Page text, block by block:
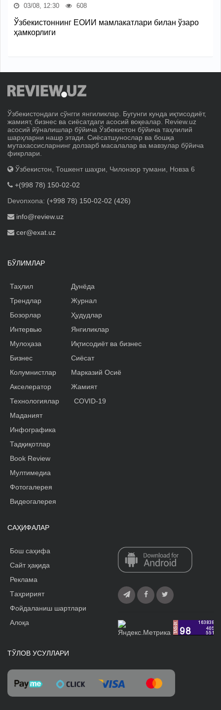
03/08, 12:30 608
Ўзбекистоннинг ЕОИИ мамлакатлари билан ўзаро
ҳамкорлиги
Ўзбекистондаги сўнгги янгиликлар. Бугунги кунда иқтисодиёт,
жамият, бизнес ва сиёсатдаги асосий воқеалар. Review.uz
асосий йўналишлар бўйича Ўзбекистон бўйича таҳлилий
шарҳларни нашр этади. Сиёсатшунослар ва бошқа
мутахассисларнинг долзарб масалалар ва мавзулар бўйича
фикрлари.
Ўзбекистон, Тошкент шаҳри, Чилонзор тумани, Новза 6
+(998 78) 150-02-02
Devonxona: (+998 78) 150-02-02 (426)
info@review.uz
cer@exat.uz
БЎЛИМЛАР
Таҳлил
Трендлар
Бозорлар
Интервью
Мулоҳаза
Бизнес
Колумнистлар
Акселератор
Дунёда
Журнал
Ҳудудлар
Янгиликлар
Иқтисодиёт ва бизнес
Сиёсат
Марказий Осиё
Жамият
Технологиялар
Маданият
Инфографика
Тадқиқотлар
Book Review
Мултимедиа
Фотогалерея
Видеогалерея
COVID-19
САҲИФАЛАР
Бош саҳифа
Сайт ҳақида
Реклама
Tаҳририят
Фойдаланиш шартлари
Алоқа
ТЎЛОВ УСУЛЛАРИ